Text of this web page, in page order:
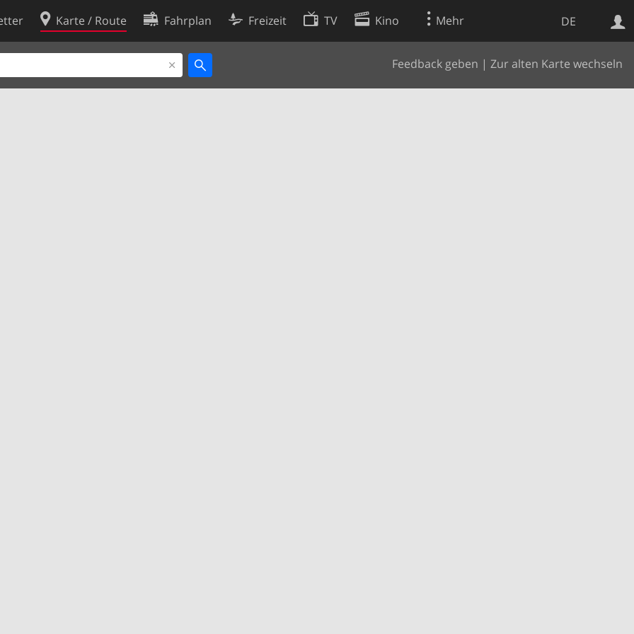
DE
Karte / Route Fahrplan Freizeit TV Kino Mehr
Feedback geben | Zur alten Karte wechseln
Websuche
Cookie-Richtlinie
Cookie-Einstellungen